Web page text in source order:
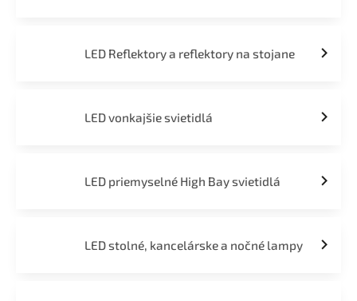
LED Reflektory a reflektory na stojane
LED vonkajšie svietidlá
LED priemyselné High Bay svietidlá
LED stolné, kancelárske a nočné lampy